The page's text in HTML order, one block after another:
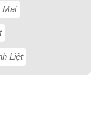
Mai
Liệt